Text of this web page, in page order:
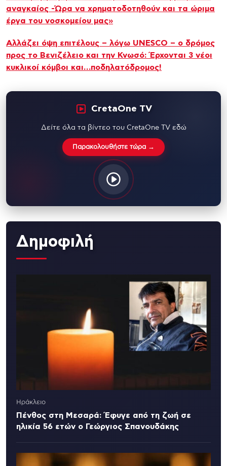
αναγκαίος -Ώρα να χρηματοδοτηθούν και τα ώριμα
έργα του νοσκομείου μας»
Αλλάζει όψη επιτέλους – λόγω UNESCO – ο δρόμος
προς το Βενιζέλειο και την Κνωσό: Έρχονται 3 νέοι
κυκλικοί κόμβοι και…ποδηλατόδρομος!
CretaOne TV
Δείτε όλα τα βίντεο του CretaOne TV εδώ
Παρακολουθήστε τώρα →
Δημοφιλή
Ηράκλειο
Πένθος στη Μεσαρά: Έφυγε από τη ζωή σε
ηλικία 56 ετών ο Γεώργιος Σπανουδάκης